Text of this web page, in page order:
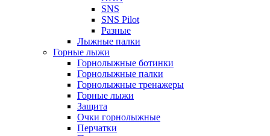
SNS
SNS Pilot
Разные
Лыжные палки
Горные лыжи
Горнoлыжные ботинки
Горнолыжные палки
Горнолыжные тренажеры
Горные лыжи
Защита
Очки горнолыжные
Перчатки